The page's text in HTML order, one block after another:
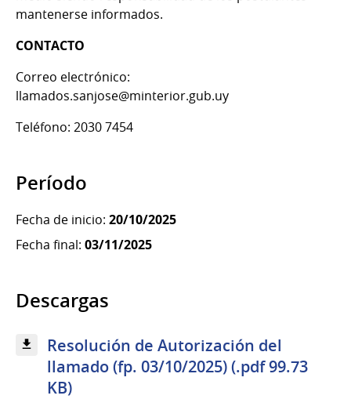
mantenerse informados.
CONTACTO
Correo electrónico:
llamados.sanjose@minterior.gub.uy
Teléfono: 2030 7454
Período
Fecha de inicio: 20/10/2025
Fecha final: 03/11/2025
Descargas
Resolución de Autorización del
llamado (fp. 03/10/2025) (.pdf 99.73
KB)